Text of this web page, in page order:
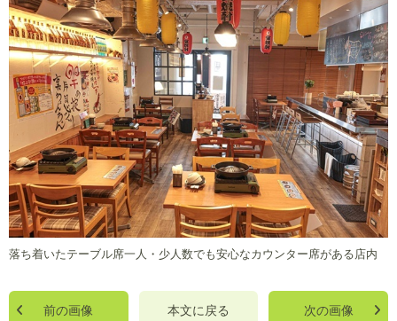
落ち着いたテーブル席一人・少人数でも安心なカウンター席がある店内
前の画像 本文に戻る 次の画像